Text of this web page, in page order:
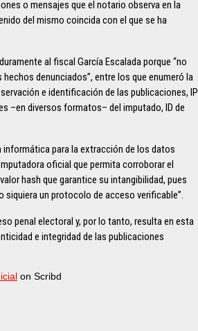
o mensajes que el notario observa en la
del mismo coincida con el que se ha
al fiscal García Escalada porque “no
denunciados”, entre los que enumeró la
e identificación de las publicaciones, IP
–en diversos formatos– del imputado, ID de
informática para la extracción de los datos
oficial que permita corroborar el
hash que garantice su intangibilidad, pues
un protocolo de acceso verificable”.
penal electoral y, por lo tanto, resulta en esta
e integridad de las publicaciones
on Scribd